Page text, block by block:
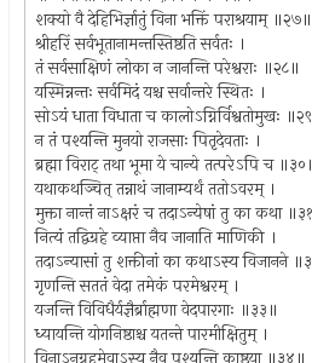
शक्यो वै देहिभिर्ज्ञातुं विना भक्तिं पराश्रयाम् ॥२७॥
श्रीहरिं सर्वभूतानामन्तस्तिष्ठति सर्वतः ।
तं सर्वसाक्षिणं लोका न जानन्ति परेश्वराः ॥२८॥
यस्मिन्नन्तः सर्वमिदं यश्च सर्वान्तरे स्थितः ।
सोऽयं धाता विधाता च कालोऽग्निर्विश्वतोमुखः
न तं पश्यन्ति मुनयो राजसाः पितृदेवताः ।
ब्रह्मा विराट् तथा भूमा ये चान्ये तत्परेऽपि च
यथाकथञ्चित् तन्नाथं जानाम्यर्थं ततोऽवरम् ।
मुक्ता नान्तं नाऽक्षरं च तदाऽन्येषां तु का कथा
नित्यं तद्विग्रहे व्याप्ता नैव जानाति माणिकी ।
तदाऽन्यासां तु शक्तीनां का कथाऽस्य विजानने
गृणन्ति सततं वेदा तमेकं परमेश्वरम् ।
यजन्ति विविधैर्यज्ञैर्ब्राह्मणा वेदपारगाः ॥३३॥
ध्यायन्ति योगनिष्ठाश्च यतन्ते पारमीक्षितुम् ।